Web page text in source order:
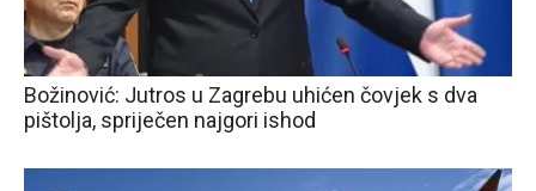
Božinović: Jutros u Zagrebu uhićen čovjek s dva
pištolja, spriječen najgori ishod